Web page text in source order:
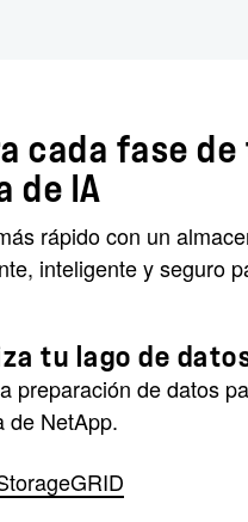
cada fase de
de IA
rápido con un
inteligente y seguro
tu lago de
preparación de datos
de NetApp.